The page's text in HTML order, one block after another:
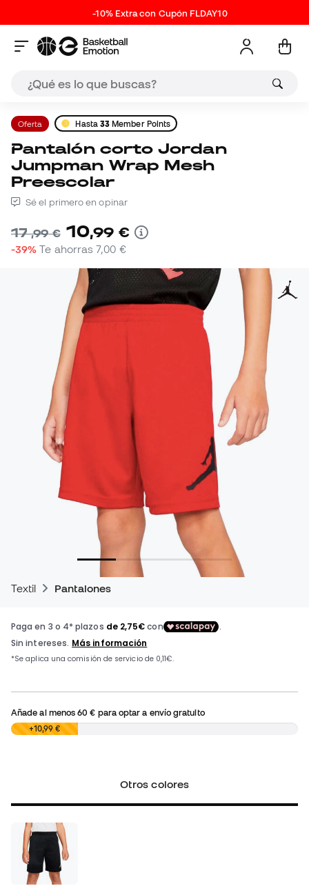
-10% Extra con Cupón FLDAY10
Oferta Hasta 33 Member Points
Pantalón corto Jordan
Jumpman Wrap Mesh
Preescolar
Sé el primero en opinar
17,99 € 10,99 €
-39% Te ahorras7,00 €
Textil Pantalones
Añade al menos60 € para optar a envío gratuito
0,00 €+10,99 €
Otros colores